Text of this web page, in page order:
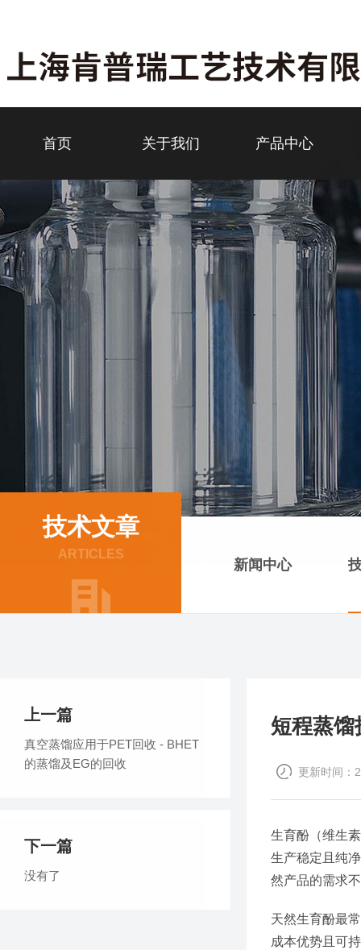
首页 关于我们 产品中心
技术文章
ARTICLES
新闻中心
短程蒸馏
更新时间：
生育酚（维生
生产稳定且纯
然产品的需求
天然生育酚最
成本优势且可
上一篇
真空蒸馏应用于PET回收 - BHET
的蒸馏及EG的回收
下一篇
没有了